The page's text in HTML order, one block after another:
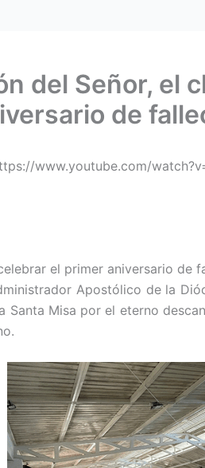
del Señor, el
de
www.youtube.com/
el primer aniversario
Apostólico de la
Santa Misa por el eterno